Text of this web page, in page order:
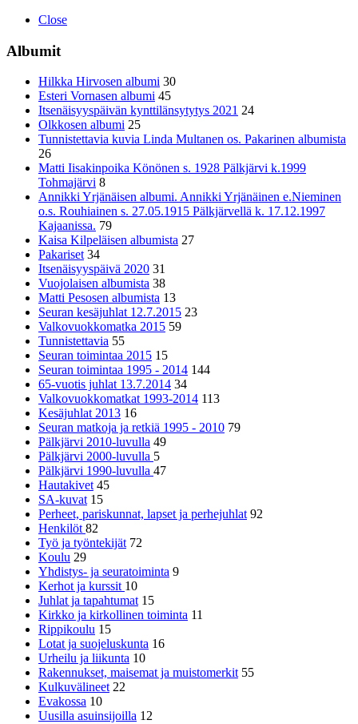
Close
Albumit
Hilkka Hirvosen albumi 30
Esteri Vornasen albumi 45
Itsenäisyyspäivän kynttilänsytytys 2021 24
Olkkosen albumi 25
Tunnistettavia kuvia Linda Multanen os. Pakarinen albumista
26
Matti Iisakinpoika Könönen s. 1928 Pälkjärvi k.1999
Tohmajärvi 8
Annikki Yrjänäisen albumi. Annikki Yrjänäinen e.Nieminen
o.s. Rouhiainen s. 27.05.1915 Pälkjärvellä k. 17.12.1997
Kajaanissa. 79
Kaisa Kilpeläisen albumista 27
Pakariset 34
Itsenäisyyspäivä 2020 31
Vuojolaisen albumista 38
Matti Pesosen albumista 13
Seuran kesäjuhlat 12.7.2015 23
Valkovuokkomatka 2015 59
Tunnistettavia 55
Seuran toimintaa 2015 15
Seuran toimintaa 1995 - 2014 144
65-vuotis juhlat 13.7.2014 34
Valkovuokkomatkat 1993-2014 113
Kesäjuhlat 2013 16
Seuran matkoja ja retkiä 1995 - 2010 79
Pälkjärvi 2010-luvulla 49
Pälkjärvi 2000-luvulla 5
Pälkjärvi 1990-luvulla 47
Hautakivet 45
SA-kuvat 15
Perheet, pariskunnat, lapset ja perhejuhlat 92
Henkilöt82
Työ ja työntekijät 72
Koulu 29
Yhdistys- ja seuratoiminta 9
Kerhot ja kurssit 10
Juhlat ja tapahtumat 15
Kirkko ja kirkollinen toiminta 11
Rippikoulu 15
Lotat ja suojeluskunta 16
Urheilu ja liikunta 10
Rakennukset, maisemat ja muistomerkit 55
Kulkuvälineet 22
Evakossa 10
Uusilla asuinsijoilla 12